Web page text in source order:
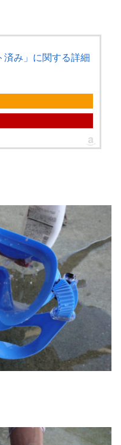
済み」に関する詳細